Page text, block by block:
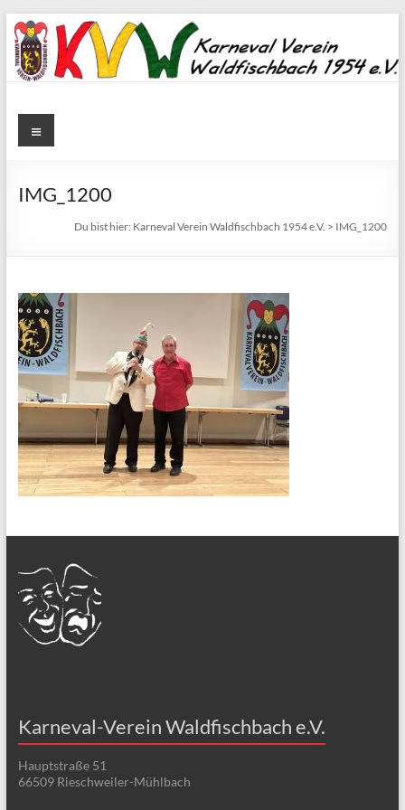
Zum
Inhalt
springen
Karneval
Waldfischbach
1954
Karneval
Verein
Waldfischbach
1954
Menü
IMG_1200
Du bist hier: Karneval Verein Waldfischbach 1954 e.V. > IMG_1200
Karneval-Verein Waldfischbach e.V.
Hauptstraße 51
66509 Rieschweiler-Mühlbach